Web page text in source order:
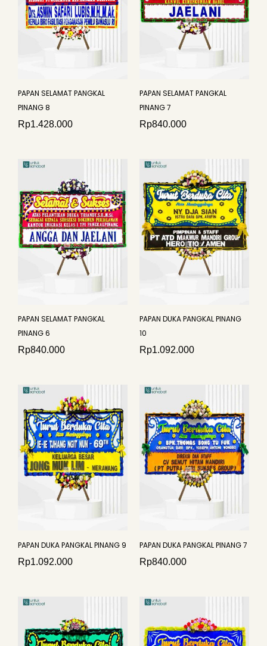
PAPAN SELAMAT PANGKAL
PINANG 8
Rp1.428.000
PAPAN SELAMAT PANGKAL
PINANG 7
Rp840.000
PAPAN SELAMAT PANGKAL
PINANG 6
Rp840.000
PAPAN DUKA PANGKAL PINANG
10
Rp1.092.000
PAPAN DUKA PANGKAL PINANG 9
Rp1.092.000
PAPAN DUKA PANGKAL PINANG 7
Rp840.000